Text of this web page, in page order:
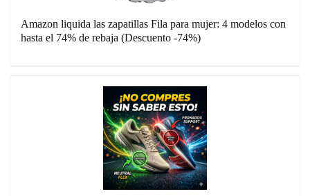
Amazon liquida las zapatillas Fila para mujer: 4 modelos con
hasta el 74% de rebaja (Descuento -74%)